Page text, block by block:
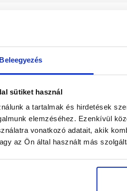
Beleegyezés
sütiket használ
a tartalmak és hirdetések
elemzéséhez. Ezenkívül
vonatkozó adatait, akik
az Ön által használt más
tekercs, az oldalain 80 mm
és az élgerinc vonalában a
A cserepek profiljához
szövet, erősített alumínium
és a cserepekhez ragasztva
fm
tekercsben